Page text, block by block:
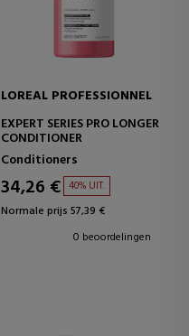
LOREAL PROFESSIONNEL
EXPERT SERIES PRO LONGER
CONDITIONER
Conditioners
34,26 € 40% UIT.
Normale prijs 57,39 €
0 beoordelingen